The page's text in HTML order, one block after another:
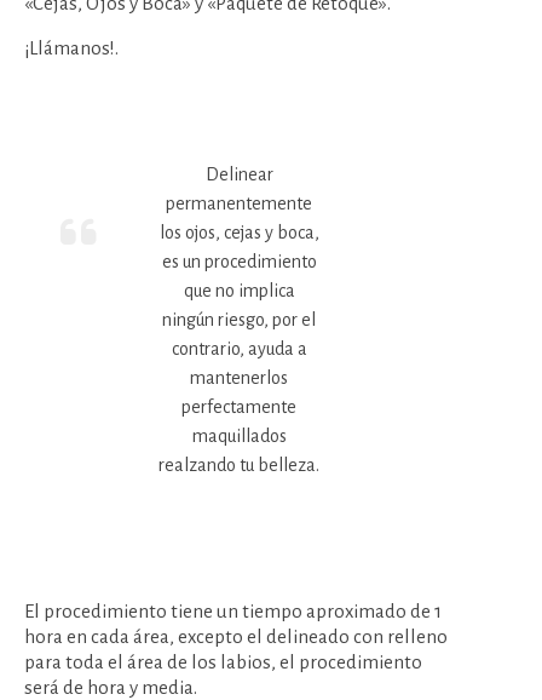
¡Llámanos!.
Delinear
permanentemente
los ojos, cejas y boca,
es un procedimiento
que no implica
ningún riesgo, por el
contrario, ayuda a
mantenerlos
perfectamente
maquillados
realzando tu belleza.
El procedimiento tiene un tiempo aproximado de 1
hora en cada área, excepto el delineado con relleno
para toda el área de los labios, el procedimiento
será de hora y media.